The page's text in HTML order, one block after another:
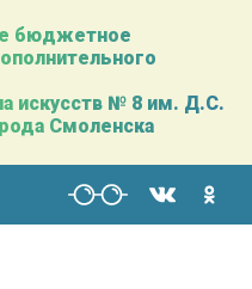
бюджетное
искусств № 8 им. Д.С.
Смоленска